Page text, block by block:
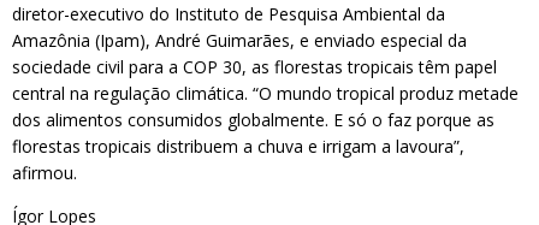
diretor-executivo do Instituto de Pesquisa Ambiental da
Amazônia (Ipam), André Guimarães, e enviado especial da
sociedade civil para a COP 30, as florestas tropicais têm papel
central na regulação climática. “O mundo tropical produz metade
dos alimentos consumidos globalmente. E só o faz porque as
florestas tropicais distribuem a chuva e irrigam a lavoura”,
afirmou.
Ígor Lopes